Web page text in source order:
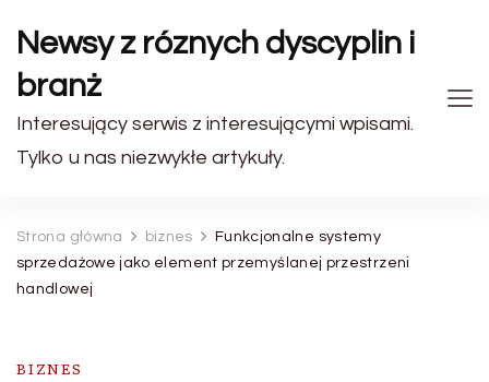
Newsy z róznych dyscyplin i
branż
Interesujący serwis z interesującymi wpisami.
Tylko u nas niezwykłe artykuły.
Strona główna biznes
Funkcjonalne systemy
sprzedażowe jako element przemyślanej przestrzeni
handlowej
BIZNES